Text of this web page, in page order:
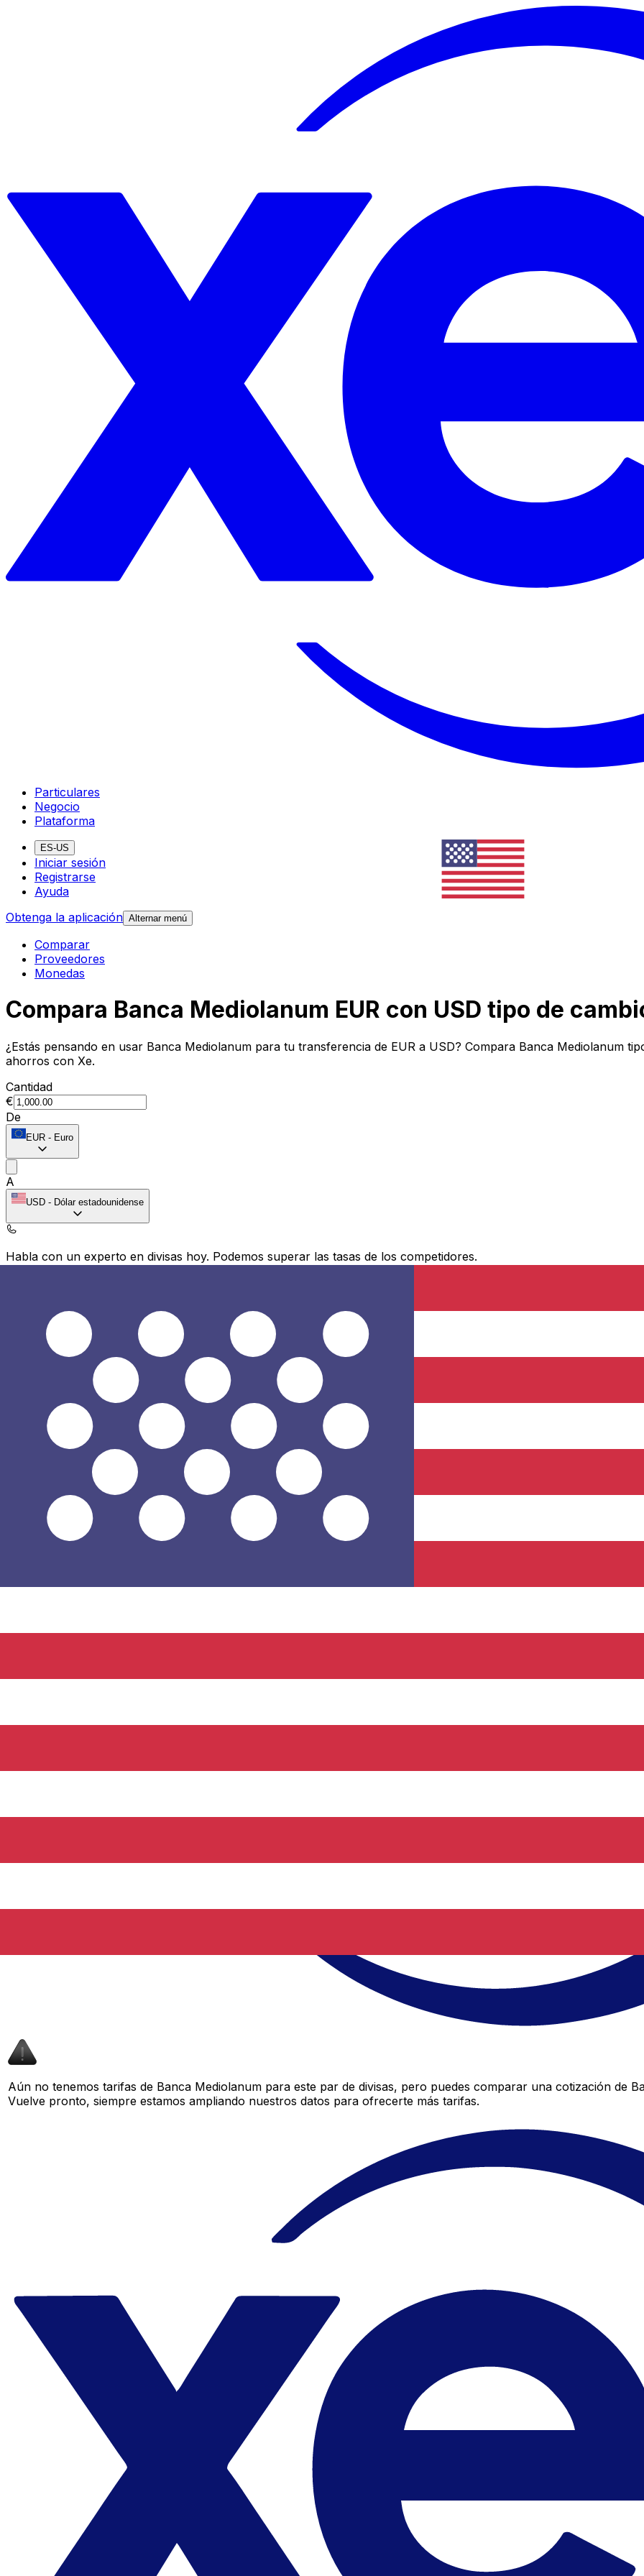
Particulares
Negocio
Plataforma
ES-US
Iniciar sesión
Registrarse
Ayuda
Obtenga la aplicación Alternar menú
Comparar
Proveedores
Monedas
Compara Banca Mediolanum EUR con USD tipo de
¿Estás pensando en usar Banca Mediolanum para tu transferencia de EUR a USD? Compara Banca Mediolanum
ahorros con Xe.
Cantidad
€
De
EUR - Euro
A
USD - Dólar estadounidense
Habla con un experto en divisas hoy. Podemos superar las tasas de los competidores.
Proveedor
Aún no tenemos tarifas de Banca Mediolanum para este par de divisas, pero puedes comparar una cotización de
Vuelve pronto, siempre estamos ampliando nuestros datos para ofrecerte más tarifas.